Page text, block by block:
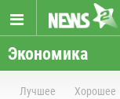
Экономика
Лучшее Хорошее